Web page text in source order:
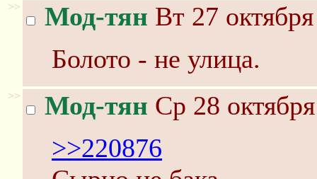
>> Мод-тян Вт 27
Болото - не улица.
>> Мод-тян Ср 28
>>220876